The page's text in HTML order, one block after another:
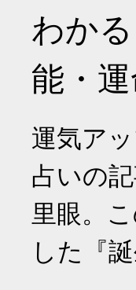
わか
能・
運気ア
占いの
里眼。
した『